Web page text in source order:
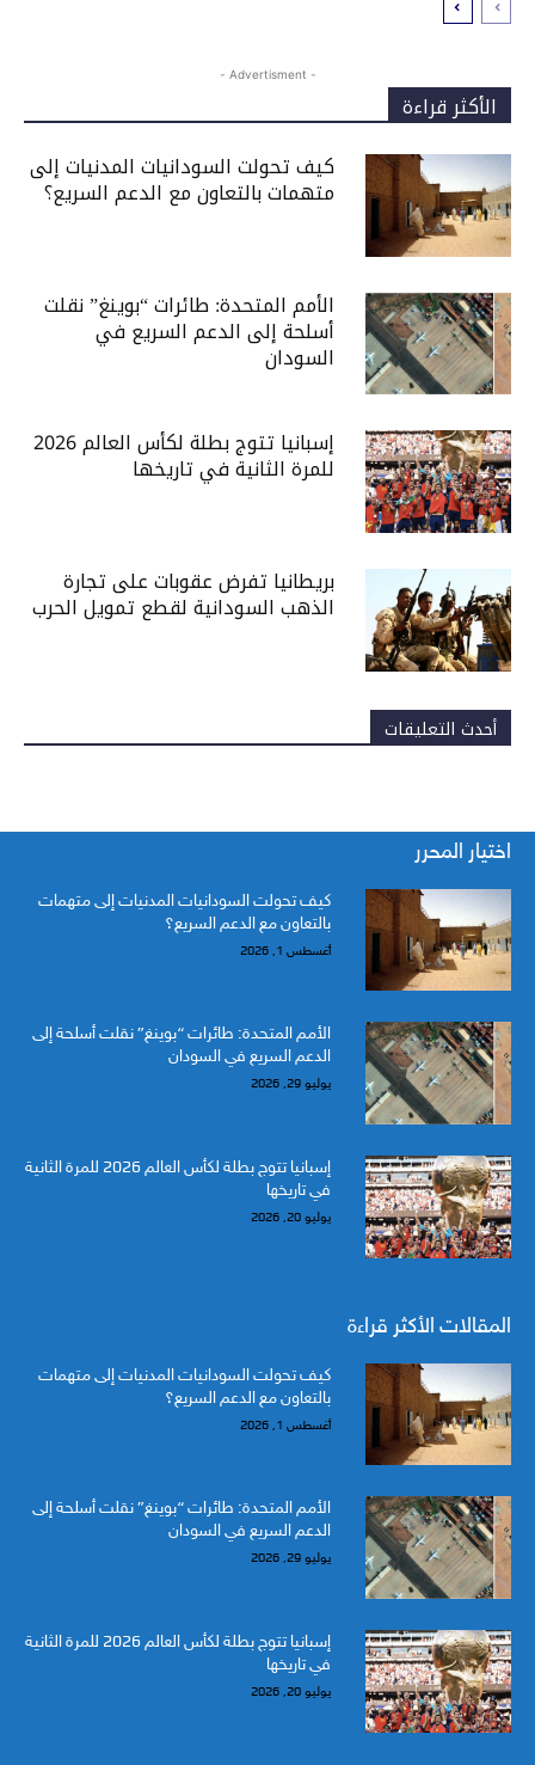
- Advertisment -
الأكثر قراءة
كيف تحولت السودانيات المدنيات إلى
متهمات بالتعاون مع الدعم السريع؟
الأمم المتحدة: طائرات “بوينغ” نقلت
أسلحة إلى الدعم السريع في
السودان
إسبانيا تتوج بطلة لكأس العالم 2026
للمرة الثانية في تاريخها
بريطانيا تفرض عقوبات على تجارة
الذهب السودانية لقطع تمويل الحرب
أحدث التعليقات
اختيار المحرر
كيف تحولت السودانيات المدنيات إلى متهمات
بالتعاون مع الدعم السريع؟
أغسطس 1, 2026
الأمم المتحدة: طائرات “بوينغ” نقلت أسلحة إلى
الدعم السريع في السودان
يوليو 29, 2026
إسبانيا تتوج بطلة لكأس العالم 2026 للمرة الثانية
في تاريخها
يوليو 20, 2026
المقالات الأكثر قراءة
كيف تحولت السودانيات المدنيات إلى متهمات
بالتعاون مع الدعم السريع؟
أغسطس 1, 2026
الأمم المتحدة: طائرات “بوينغ” نقلت أسلحة إلى
الدعم السريع في السودان
يوليو 29, 2026
إسبانيا تتوج بطلة لكأس العالم 2026 للمرة الثانية
في تاريخها
يوليو 20, 2026